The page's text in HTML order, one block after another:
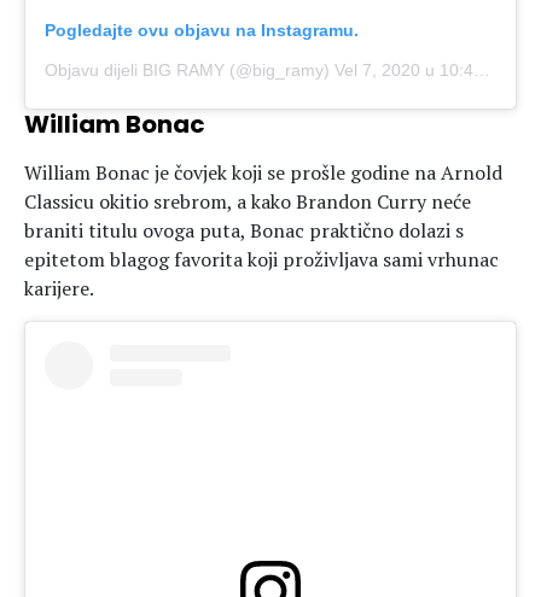
Pogledajte ovu objavu na Instagramu.
Objavu dijeli BIG RAMY (@big_ramy) Vel 7, 2020 u 10:48 PST
William Bonac
William Bonac je čovjek koji se prošle godine na Arnold
Classicu okitio srebrom, a kako Brandon Curry neće
braniti titulu ovoga puta, Bonac praktično dolazi s
epitetom blagog favorita koji proživljava sami vrhunac
karijere.